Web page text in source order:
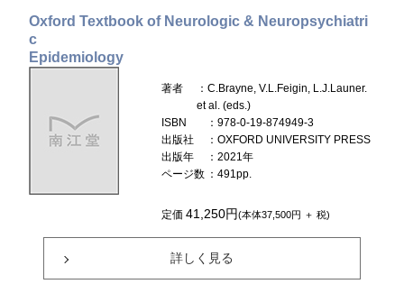
Oxford Textbook of Neurologic & Neuropsychiatri
c
Epidemiology
著者
：C.Brayne, V.L.Feigin, L.J.Launer.
et al. (eds.)
ISBN
：978-0-19-874949-3
出版社
：OXFORD UNIVERSITY PRESS
出版年
：2021年
ページ数 ：491pp.
定価41,250円(本体37,500円 ＋ 税)
詳しく見る